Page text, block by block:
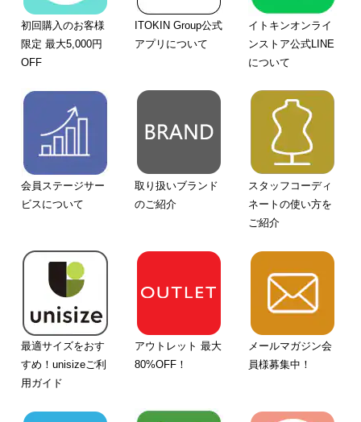
初回購入のお客様
限定 最大5,000円
OFF
ITOKIN Group公式
アプリについて
イトキンオンライ
ンストア公式LINE
について
会員ステージサー
ビスについて
取り扱いブランド
のご紹介
スタッフコーディ
ネートの使い方を
ご紹介
最適サイズをおす
すめ！unisizeご利
用ガイド
アウトレット 最大
80%OFF！
メールマガジン会
員様募集中！